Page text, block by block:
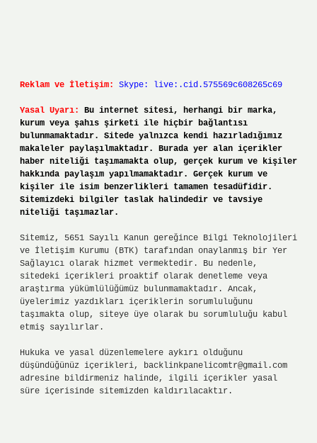
Reklam ve İletişim: Skype: live:.cid.575569c608265c69
Yasal Uyarı:
Bu internet sitesi, herhangi bir marka,
kurum veya şahıs şirketi ile hiçbir bağlantısı
bulunmamaktadır. Sitede yalnızca kendi hazırladığımız
makaleler paylaşılmaktadır. Burada yer alan içerikler
haber niteliği taşımamakta olup, gerçek kurum ve kişiler
hakkında paylaşım yapılmamaktadır. Gerçek kurum ve
kişiler ile isim benzerlikleri tamamen tesadüfidir.
Sitemizdeki bilgiler taslak halindedir ve tavsiye
niteliği taşımazlar.
Sitemiz, 5651 Sayılı Kanun gereğince Bilgi Teknolojileri
ve İletişim Kurumu (BTK) tarafından onaylanmış bir Yer
Sağlayıcı olarak hizmet vermektedir. Bu nedenle,
sitedeki içerikleri proaktif olarak denetleme veya
araştırma yükümlülüğümüz bulunmamaktadır. Ancak,
üyelerimiz yazdıkları içeriklerin sorumluluğunu
taşımakta olup, siteye üye olarak bu sorumluluğu kabul
etmiş sayılırlar.
Hukuka ve yasal düzenlemelere aykırı olduğunu
düşündüğünüz içerikleri, backlinkpanelicomtr@gmail.com
adresine bildirmeniz halinde, ilgili içerikler yasal
süre içerisinde sitemizden kaldırılacaktır.